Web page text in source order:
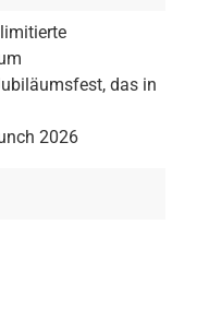
das in
2026